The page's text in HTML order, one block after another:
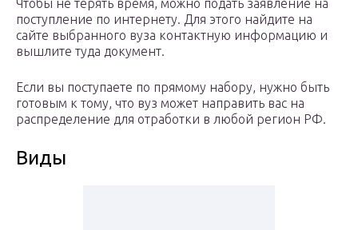
Чтобы не терять время, можно подать заявление на
поступление по интернету. Для этого найдите на
сайте выбранного вуза контактную информацию и
вышлите туда документ.
Если вы поступаете по прямому набору, нужно быть
готовым к тому, что вуз может направить вас на
распределение для отработки в любой регион РФ.
Виды